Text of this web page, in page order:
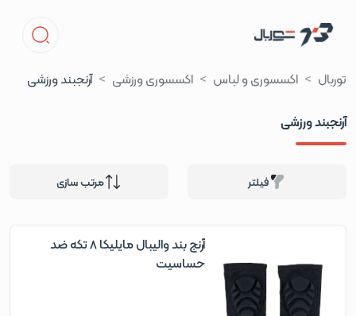
توربال اکسسوری و لباس اکسسوری ورزشی
آرنجبند ورزشی
آرنجبند ورزشی
فیلتر مرتب سازی
آرنج بند والیبال مایلیکا 8 تکه ضد
حساسیت